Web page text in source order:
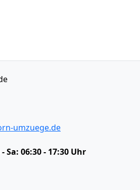
umzuege.de
Sa: 06:30 - 17:30 Uhr